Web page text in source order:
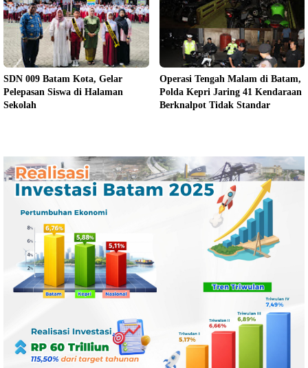
SDN 009 Batam Kota, Gelar
Pelepasan Siswa di Halaman
Sekolah
Operasi Tengah Malam di Batam,
Polda Kepri Jaring 41 Kendaraan
Berknalpot Tidak Standar